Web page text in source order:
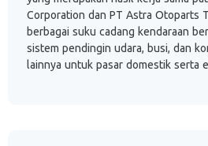
Corporation dan PT Astra Otoparts
berbagai suku cadang kendaraan
sistem pendingin udara, busi, dan
lainnya untuk pasar domestik serta